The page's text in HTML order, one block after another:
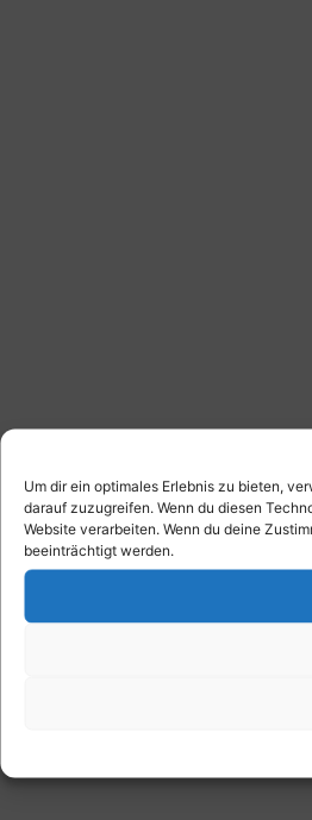
Um dir ein optimales Erlebnis zu bieten,
darauf zuzugreifen. Wenn du diesen
Website verarbeiten. Wenn du deine
beeinträchtigt werden.